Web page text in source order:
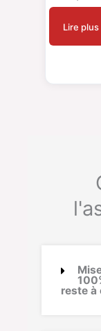
Lire plus
reste à